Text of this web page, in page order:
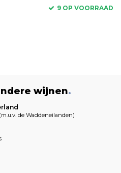
9 OP VOORRAAD
wijnen.
de Waddeneilanden)